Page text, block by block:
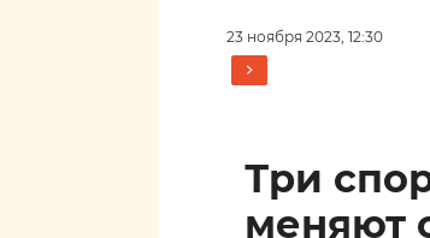
23 ноября 2023, 12:30
Три
меняют